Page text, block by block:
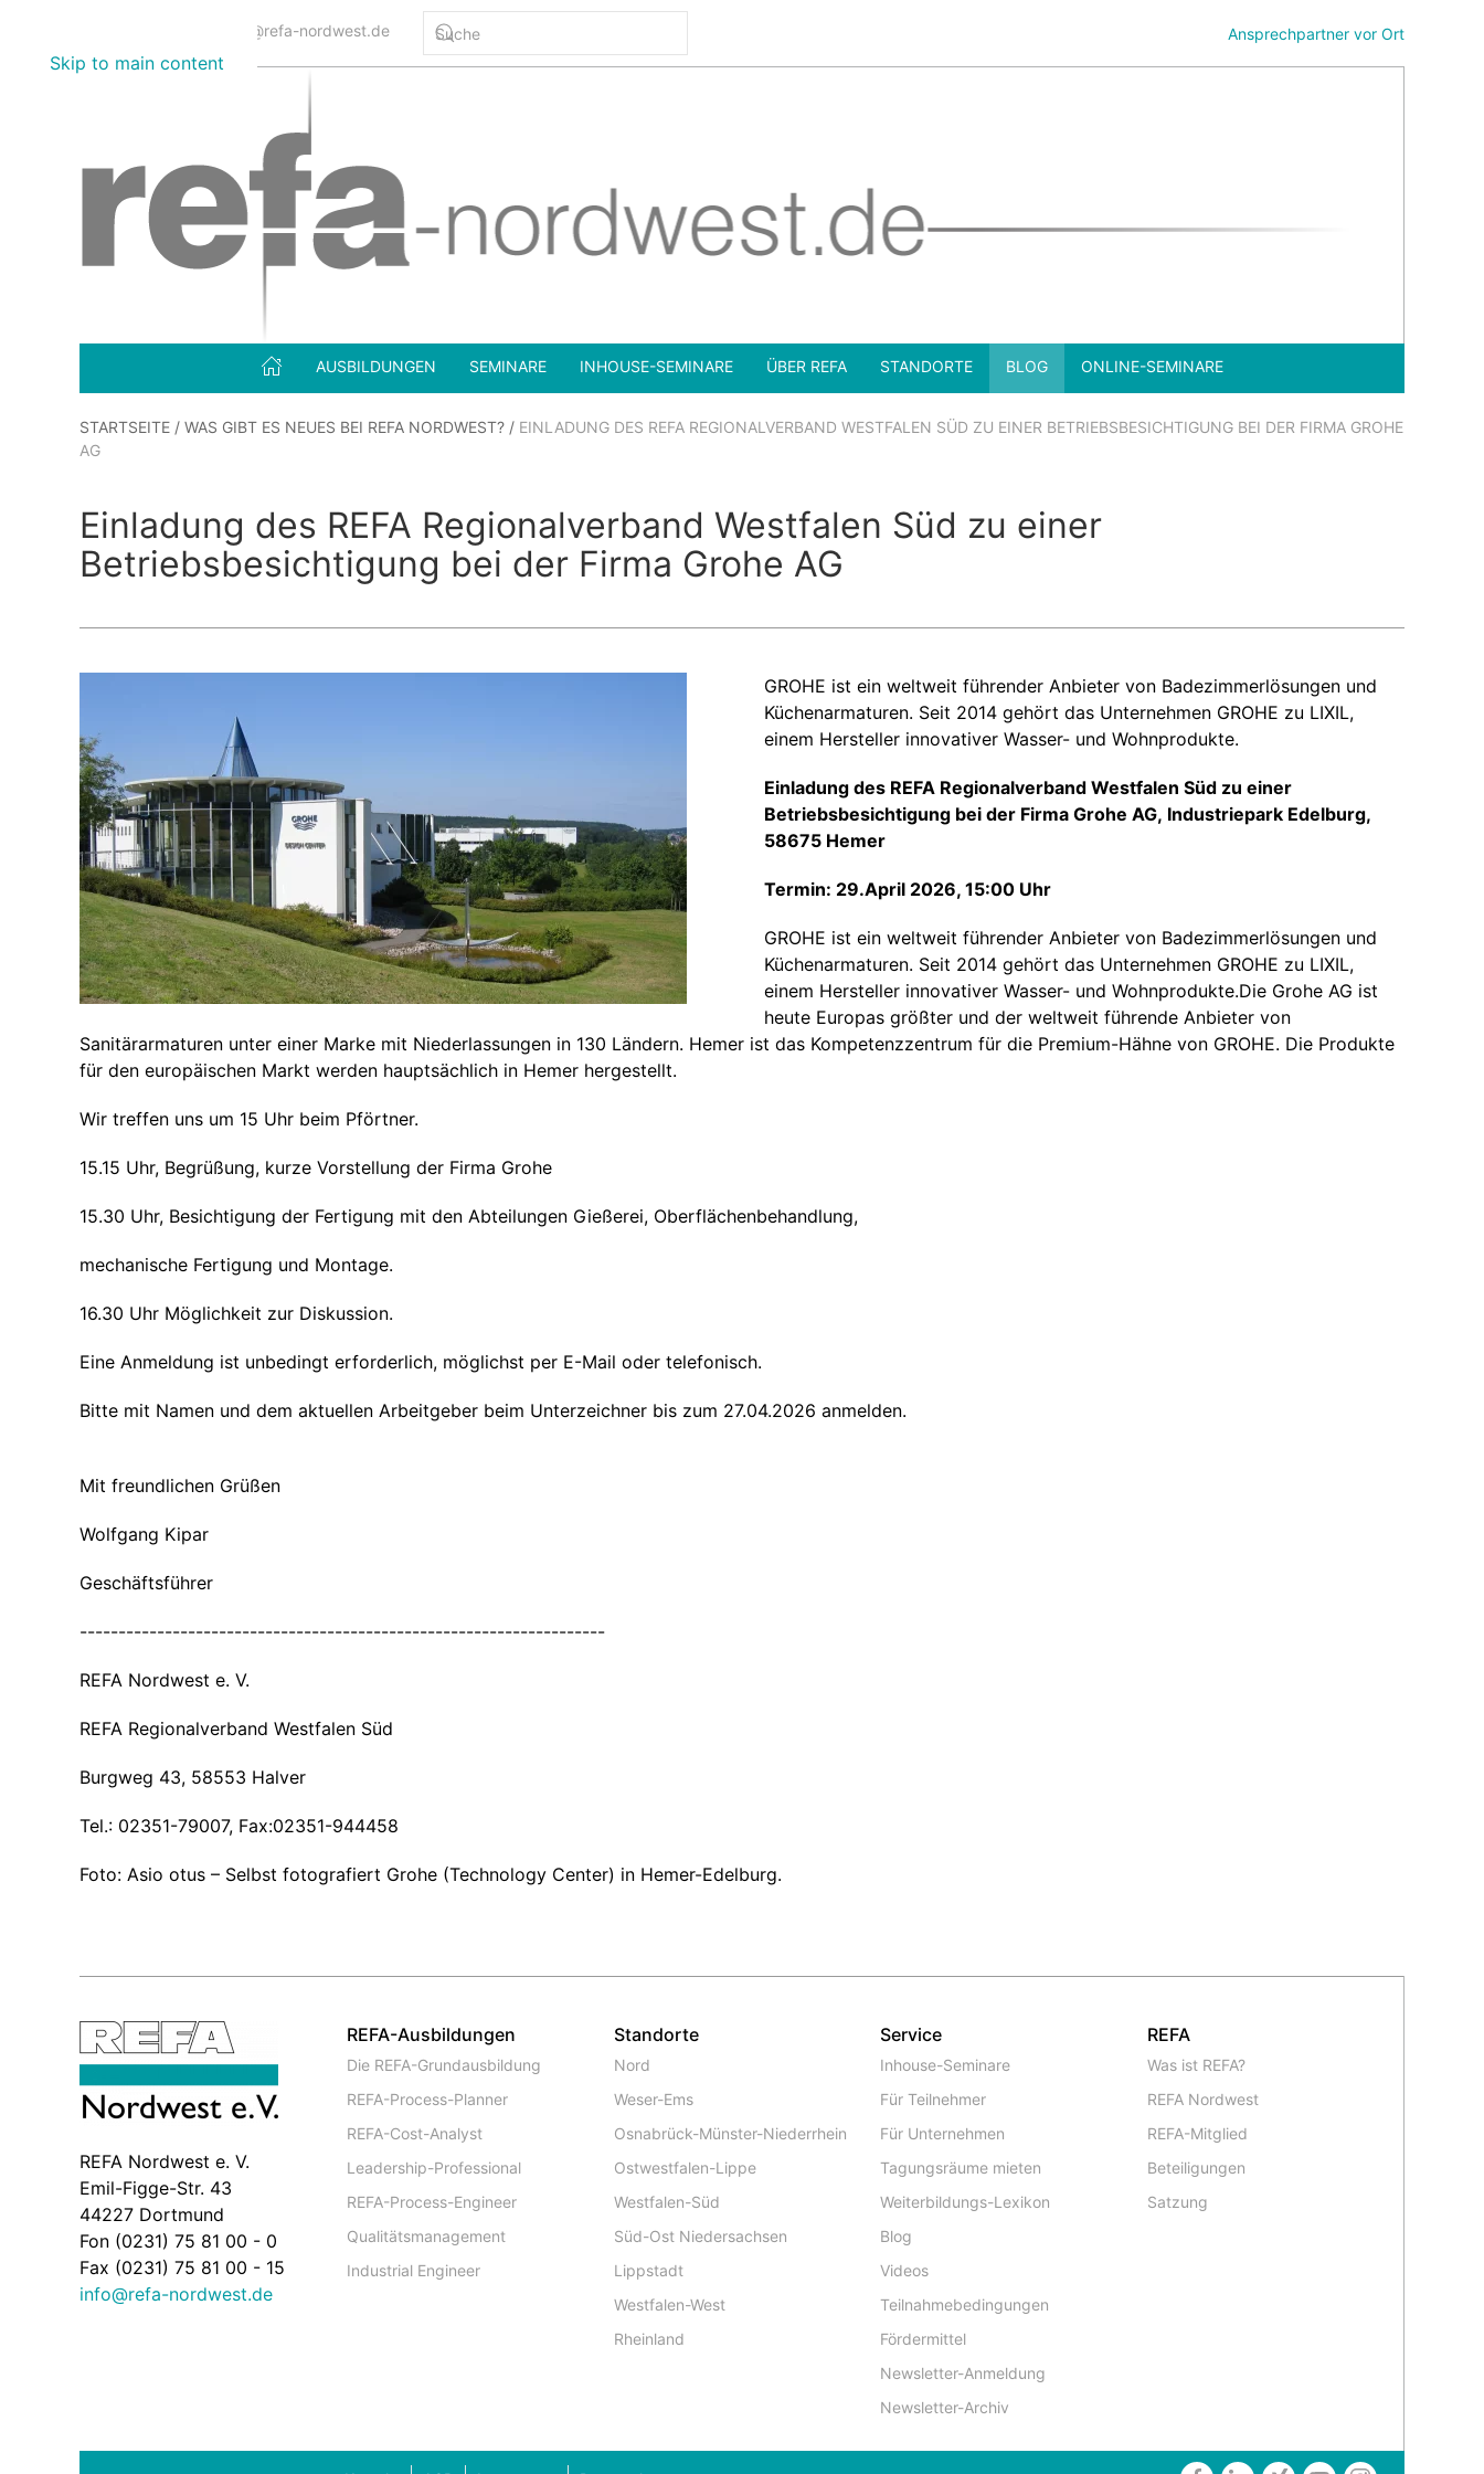
Skip to main content
info@refa-nordwest.de Ansprechpartner vor Ort
AUSBILDUNGEN SEMINARE INHOUSE-SEMINARE ÜBER REFA STANDORTE BLOG ONLINE-SEMINARE
STARTSEITE / WAS GIBT ES NEUES BEI REFA NORDWEST? / EINLADUNG DES REFA REGIONALVERBAND WESTFALEN SÜD ZU EINER BETRIEBSBESICHTIGUNG BEI DER FIRMA GROHE
AG
Einladung des REFA Regionalverband Westfalen Süd zu einer
Betriebsbesichtigung bei der Firma Grohe AG
GROHE ist ein weltweit führender Anbieter von Badezimmerlösungen und
Küchenarmaturen. Seit 2014 gehört das Unternehmen GROHE zu LIXIL,
einem Hersteller innovativer Wasser- und Wohnprodukte.
Einladung des REFA Regionalverband Westfalen Süd zu einer
Betriebsbesichtigung bei der Firma Grohe AG, Industriepark Edelburg,
58675 Hemer
Termin: 29.April 2026, 15:00 Uhr
GROHE ist ein weltweit führender Anbieter von Badezimmerlösungen und
Küchenarmaturen. Seit 2014 gehört das Unternehmen GROHE zu LIXIL,
einem Hersteller innovativer Wasser- und Wohnprodukte.Die Grohe AG ist
heute Europas größter und der weltweit führende Anbieter von
Sanitärarmaturen unter einer Marke mit Niederlassungen in 130 Ländern. Hemer ist das Kompetenzzentrum für die Premium-Hähne von GROHE. Die Produkte
für den europäischen Markt werden hauptsächlich in Hemer hergestellt.
Wir treffen uns um 15 Uhr beim Pförtner.
15.15 Uhr, Begrüßung, kurze Vorstellung der Firma Grohe
15.30 Uhr, Besichtigung der Fertigung mit den Abteilungen Gießerei, Oberflächenbehandlung,
mechanische Fertigung und Montage.
16.30 Uhr Möglichkeit zur Diskussion.
Eine Anmeldung ist unbedingt erforderlich, möglichst per E-Mail oder telefonisch.
Bitte mit Namen und dem aktuellen Arbeitgeber beim Unterzeichner bis zum 27.04.2026 anmelden.
Mit freundlichen Grüßen
Wolfgang Kipar
Geschäftsführer
--------------------------------------------------------------------
REFA Nordwest e. V.
REFA Regionalverband Westfalen Süd
Burgweg 43, 58553 Halver
Tel.: 02351-79007, Fax:02351-944458
Foto: Asio otus – Selbst fotografiert Grohe (Technology Center) in Hemer-Edelburg.
REFA Nordwest e. V.
Emil-Figge-Str. 43
44227 Dortmund
Fon (0231) 75 81 00 - 0
Fax (0231) 75 81 00 - 15
info@refa-nordwest.de
REFA-Ausbildungen
Die REFA-Grundausbildung
REFA-Process-Planner
REFA-Cost-Analyst
Leadership-Professional
REFA-Process-Engineer
Qualitätsmanagement
Industrial Engineer
Standorte
Nord
Weser-Ems
Osnabrück-Münster-Niederrhein
Ostwestfalen-Lippe
Westfalen-Süd
Süd-Ost Niedersachsen
Lippstadt
Westfalen-West
Rheinland
Service
Inhouse-Seminare
Für Teilnehmer
Für Unternehmen
Tagungsräume mieten
Weiterbildungs-Lexikon
Blog
Videos
Teilnahmebedingungen
Fördermittel
Newsletter-Anmeldung
Newsletter-Archiv
REFA
Was ist REFA?
REFA Nordwest
REFA-Mitglied
Beteiligungen
Satzung